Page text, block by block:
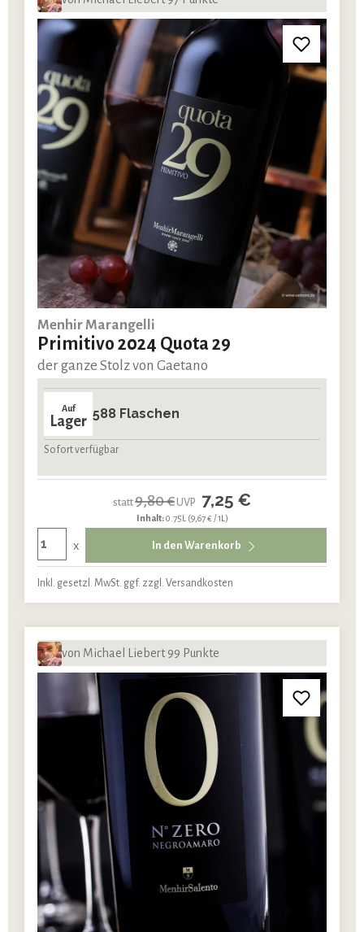
Menhir Marangelli
Primitivo 2024 Quota 29
der ganze Stolz von Gaetano
Auf
Lager 588 Flaschen
Sofort verfügbar
statt9,80 €UVP 7,25 €
Inhalt:0.75L (9,67 € / 1L)
x In den Warenkorb
Inkl. gesetzl. MwSt. ggf. zzgl. Versandkosten
von Michael Liebert 99 Punkte